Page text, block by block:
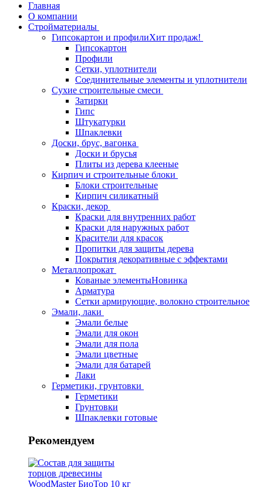
Главная
О компании
Стройматериалы
Гипсокартон и профилиХит продаж!
Гипсокартон
Профили
Сетки, уплотнители
Соединительные элементы и уплотнители
Сухие строительные смеси
Затирки
Гипс
Штукатурки
Шпаклевки
Доски, брус, вагонка
Доски и брусья
Плиты из дерева клееные
Кирпич и строительные блоки
Блоки строительные
Кирпич силикатный
Краски, декор
Краски для внутренних работ
Краски для наружных работ
Красители для красок
Пропитки для защиты дерева
Покрытия декоративные с эффектами
Металлопрокат
Кованые элементыНовинка
Арматура
Сетки армирующие, волокно строительное
Эмали, лаки
Эмали белые
Эмали для окон
Эмали для пола
Эмали цветные
Эмали для батарей
Лаки
Герметики, грунтовки
Герметики
Грунтовки
Шпаклевки готовые
Рекомендуем